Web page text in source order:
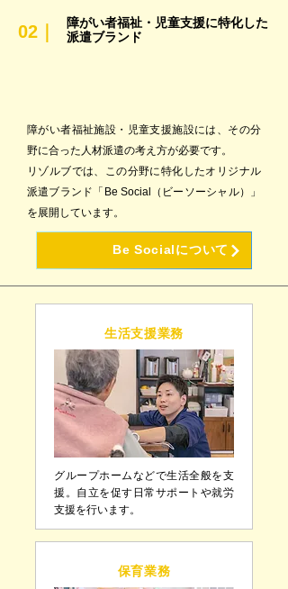
02｜
障がい者福祉・児童支援に特化した
派遣ブランド
障がい者福祉施設・児童支援施設には、その分
野に合った人材派遣の考え方が必要です。
リゾルブでは、この分野に特化したオリジナル
派遣ブランド「Be Social（ビーソーシャル）」
を展開しています。
Be Socialについて
生活支援業務
グループホームなどで生活全般を支
援。自立を促す日常サポートや就労
支援を行います。
保育業務